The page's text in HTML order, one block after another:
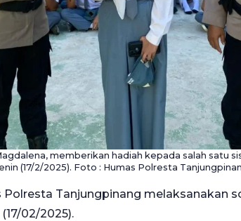
memberikan hadiah kepada salah satu
(17/2/2025). Foto : Humas Polresta
Polresta Tanjungpinang melaksanakan
02/2025).